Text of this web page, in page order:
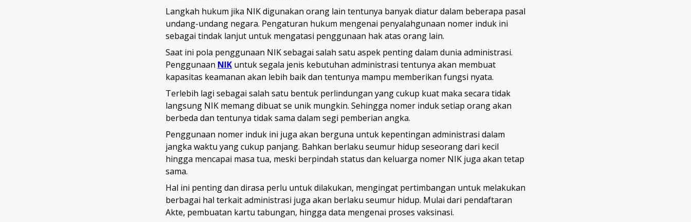
Langkah hukum jika NIK digunakan orang lain tentunya banyak diatur dalam beberapa pasal
undang-undang negara. Pengaturan hukum mengenai penyalahgunaan nomer induk ini
sebagai tindak lanjut untuk mengatasi penggunaan hak atas orang lain.
Saat ini pola penggunaan NIK sebagai salah satu aspek penting dalam dunia administrasi.
Penggunaan NIK untuk segala jenis kebutuhan administrasi tentunya akan membuat
kapasitas keamanan akan lebih baik dan tentunya mampu memberikan fungsi nyata.
Terlebih lagi sebagai salah satu bentuk perlindungan yang cukup kuat maka secara tidak
langsung NIK memang dibuat se unik mungkin. Sehingga nomer induk setiap orang akan
berbeda dan tentunya tidak sama dalam segi pemberian angka.
Penggunaan nomer induk ini juga akan berguna untuk kepentingan administrasi dalam
jangka waktu yang cukup panjang. Bahkan berlaku seumur hidup seseorang dari kecil
hingga mencapai masa tua, meski berpindah status dan keluarga nomer NIK juga akan tetap
sama.
Hal ini penting dan dirasa perlu untuk dilakukan, mengingat pertimbangan untuk melakukan
berbagai hal terkait administrasi juga akan berlaku seumur hidup. Mulai dari pendaftaran
Akte, pembuatan kartu tabungan, hingga data mengenai proses vaksinasi.